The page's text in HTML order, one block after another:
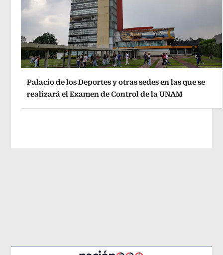
Palacio de los Deportes y otras sedes en las que se
realizará el Examen de Control de la UNAM